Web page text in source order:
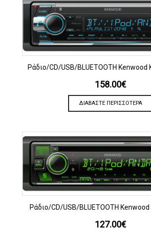
Ράδιο/CD/USB/BLUETOOTH Kenwood
158.00€
ΔΙΑΒΆΣΤΕ ΠΕΡΙΣΣΌΤΕΡΑ
Ράδιο/CD/USB/BLUETOOTH Kenwood
127.00€